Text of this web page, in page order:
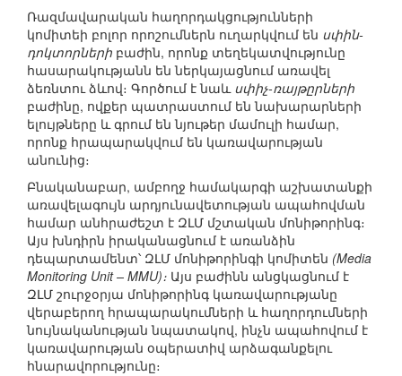
Ռազմավարական հաղորդակցությունների
կոմիտեի բոլոր որոշումներն ուղարկվում են սփին-
դոկտորների բաժին, որոնք տեղեկատվությունը
հասարակությանն են ներկայացնում առավել
ձեռնտու ձևով։ Գործում է նաև սփիչ-ռայթըրների
բաժինը, ովքեր պատրաստում են նախարարների
ելույթները և գրում են նյութեր մամուլի համար,
որոնք հրապարակվում են կառավարության
անունից։
Բնականաբար, ամբողջ համակարգի աշխատանքի
առավելագույն արդյունավետության ապահովման
համար անհրաժեշտ է ԶԼՄ մշտական մոնիթորինգ։
Այս խնդիրն իրականացնում է առանձին
դեպարտամենտ՝ ԶԼՄ մոնիթորինգի կոմիտեն (Media
Monitoring Unit – MMU)։ Այս բաժինն անցկացնում է
ԶԼՄ շուրջօրյա մոնիթորինգ կառավարությանը
վերաբերող հրապարակումների և հաղորդումների
նույնականության նպատակով, ինչն ապահովում է
կառավարության օպերատիվ արձագանքելու
հնարավորությունը։